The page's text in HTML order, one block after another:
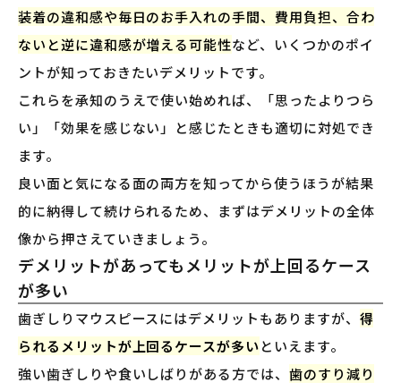
装着の違和感や毎日のお手入れの手間、費用負担、合わ
ないと逆に違和感が増える可能性など、いくつかのポイ
ントが知っておきたいデメリットです。
これらを承知のうえで使い始めれば、「思ったよりつら
い」「効果を感じない」と感じたときも適切に対処でき
ます。
良い面と気になる面の両方を知ってから使うほうが結果
的に納得して続けられるため、まずはデメリットの全体
像から押さえていきましょう。
デメリットがあってもメリットが上回るケース
が多い
歯ぎしりマウスピースにはデメリットもありますが、 得
られるメリットが上回るケースが多いといえます。
強い歯ぎしりや食いしばりがある方では、 歯のすり減り